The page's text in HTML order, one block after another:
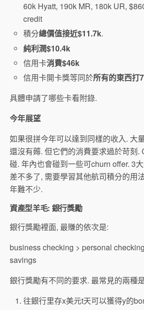
60k Hyatt, 190k MR, 180k UR,
credit
積分總價值接近$11.7k.
純利潤$10.4k
信用卡消費$46k
信用卡開卡獎等同於所有的東西打
具體申請了哪些卡看附錄.
今年展望
如果很拼今年可以達到同樣的收入. 大
還沒有薅. 但它們的消費要求過於苛刻.
碰. 年內也會碰到一些可churn offer. 3
差不多了, 需要學習其他航司積分的用
年難不少.
資產型羊毛: 銀行獎勵
銀行獎勵裡面, 最賺的依次是:
business checking > personal
savings
銀行獎勵有不同的要求. 最常見的兩種
往銀行里存x美元t天可以獲得y的